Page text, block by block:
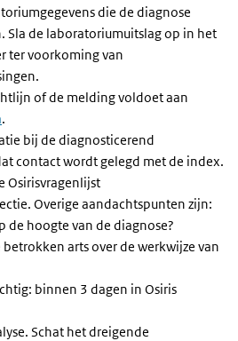
die de diagnose
Sla de laboratoriumuitslag op in het
ter voorkoming van
of de melding voldoet aan
.
bij de diagnosticerend
contact wordt gelegd met de index.
Osirisvragenlijst
Overige aandachtspunten zijn:
de hoogte van de diagnose?
arts over de werkwijze van
binnen 3 dagen in Osiris
Schat het dreigende